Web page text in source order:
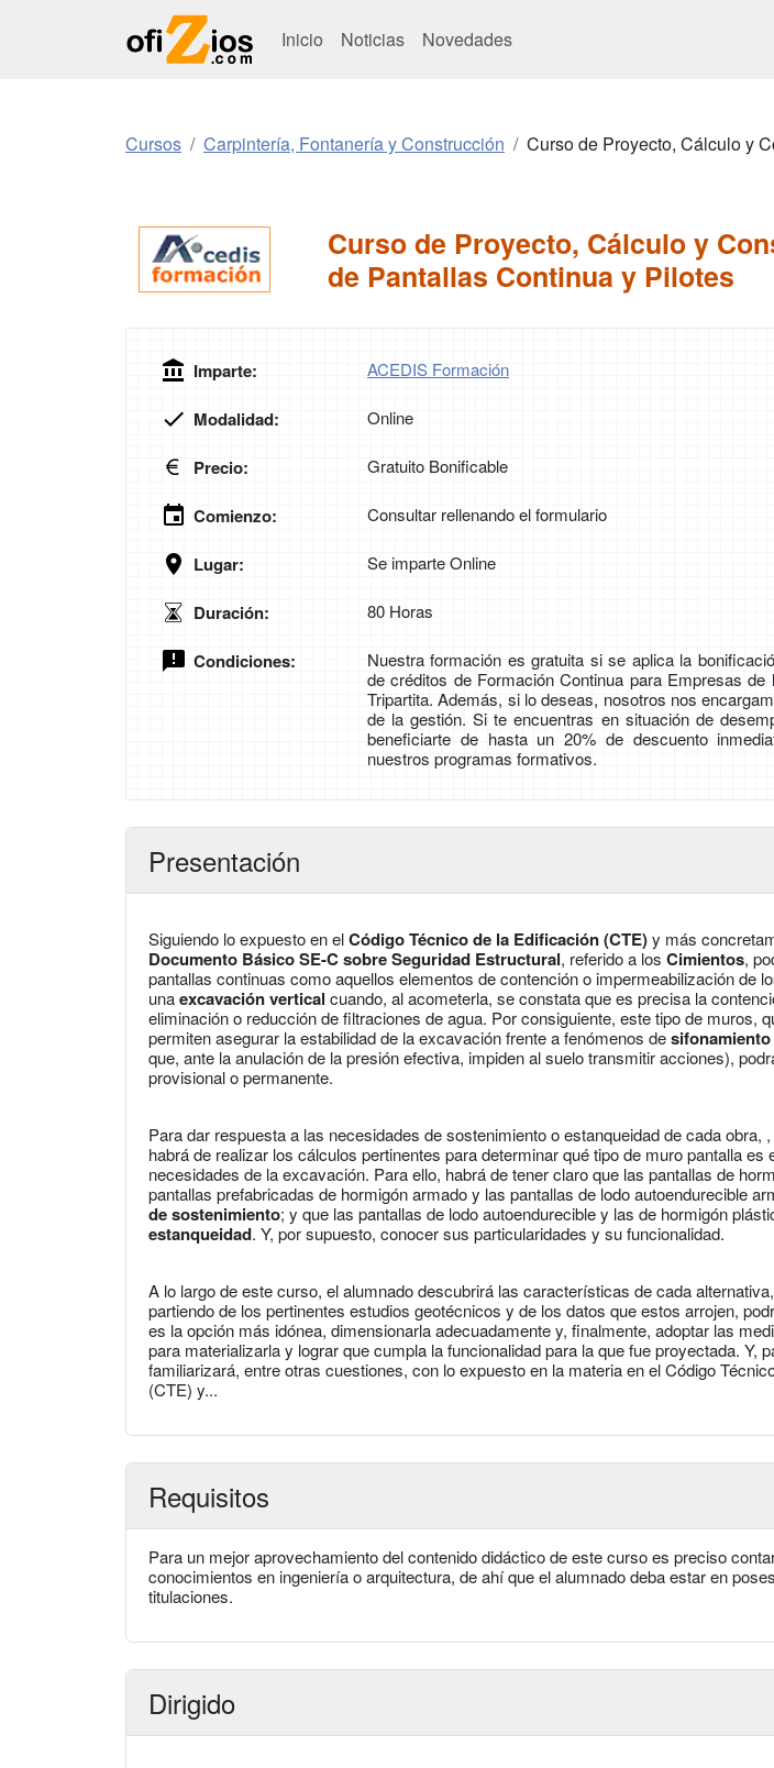
Inicio Noticias Novedades
Cursos Carpintería, Fontanería y Construcción Curso de Proyecto, Cálculo y
Curso de Proyecto, Cálculo y
de Pantallas Continua y Pilotes
Imparte: ACEDIS Formación
Modalidad: Online
Precio: Gratuito Bonificable
Comienzo: Consultar rellenando el formulario
Lugar: Se imparte Online
Duración: 80 Horas
Condiciones:
Nuestra formación es gratuita si se aplica la
de créditos de Formación Continua para Empresas de
Tripartita. Además, si lo deseas, nosotros nos
de la gestión. Si te encuentras en situación de
beneficiarte de hasta un 20% de descuento
nuestros programas formativos.
Presentación
Siguiendo lo expuesto en elCódigo Técnico de la Edificación (CTE)y más
Documento Básico SE-C sobre Seguridad Estructural, referido a los Cimientos,
pantallas continuas como aquellos elementos de contención o impermeabilización de
unaexcavación vertical cuando, al acometerla, se constata que es precisa la
eliminación o reducción de filtraciones de agua. Por consiguiente, este tipo de muros,
permiten asegurar la estabilidad de la excavación frente a fenómenos desifonamiento
que, ante la anulación de la presión efectiva, impiden al suelo transmitir acciones),
provisional o permanente.
Para dar respuesta a las necesidades de sostenimiento o estanqueidad de cada obra,
habrá de realizar los cálculos pertinentes para determinar qué tipo de muro pantalla es
necesidades de la excavación. Para ello, habrá de tener claro que las pantallas de
pantallas prefabricadas de hormigón armado y las pantallas de lodo autoendurecible
de sostenimiento; y que las pantallas de lodo autoendurecible y las de hormigón
estanqueidad. Y, por supuesto, conocer sus particularidades y su funcionalidad.
A lo largo de este curso, el alumnado descubrirá las características de cada
partiendo de los pertinentes estudios geotécnicos y de los datos que estos arrojen,
es la opción más idónea, dimensionarla adecuadamente y, finalmente, adoptar las
para materializarla y lograr que cumpla la funcionalidad para la que fue proyectada. Y,
familiarizará, entre otras cuestiones, con lo expuesto en la materia en el Código
(CTE) y...
Requisitos
Para un mejor aprovechamiento del contenido didáctico de este curso es preciso
conocimientos en ingeniería o arquitectura, de ahí que el alumnado deba estar en
titulaciones.
Dirigido